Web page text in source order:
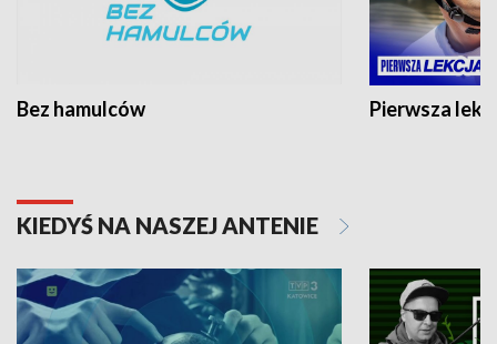
Bez hamulców Pierwsza
KIEDYŚ NA NASZEJ ANTENIE